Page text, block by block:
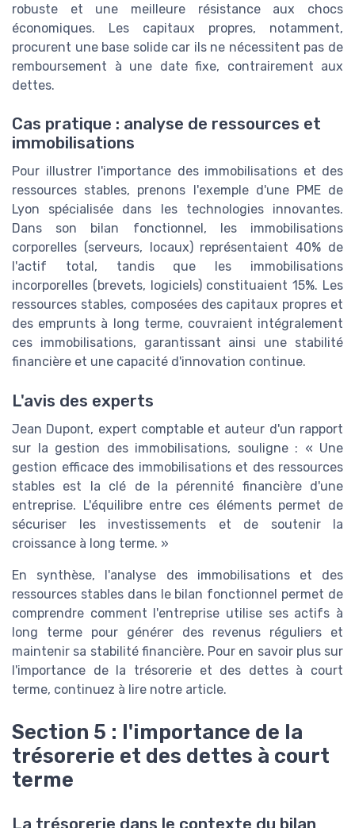
robuste et une meilleure résistance aux chocs
économiques. Les capitaux propres, notamment,
procurent une base solide car ils ne nécessitent pas de
remboursement à une date fixe, contrairement aux
dettes.
Cas pratique : analyse de ressources et
immobilisations
Pour illustrer l'importance des immobilisations et des
ressources stables, prenons l'exemple d'une PME de
Lyon spécialisée dans les technologies innovantes.
Dans son bilan fonctionnel, les immobilisations
corporelles (serveurs, locaux) représentaient 40% de
l'actif total, tandis que les immobilisations
incorporelles (brevets, logiciels) constituaient 15%. Les
ressources stables, composées des capitaux propres et
des emprunts à long terme, couvraient intégralement
ces immobilisations, garantissant ainsi une stabilité
financière et une capacité d'innovation continue.
L'avis des experts
Jean Dupont, expert comptable et auteur d'un rapport
sur la gestion des immobilisations, souligne : « Une
gestion efficace des immobilisations et des ressources
stables est la clé de la pérennité financière d'une
entreprise. L'équilibre entre ces éléments permet de
sécuriser les investissements et de soutenir la
croissance à long terme. »
En synthèse, l'analyse des immobilisations et des
ressources stables dans le bilan fonctionnel permet de
comprendre comment l'entreprise utilise ses actifs à
long terme pour générer des revenus réguliers et
maintenir sa stabilité financière. Pour en savoir plus sur
l'importance de la trésorerie et des dettes à court
terme, continuez à lire notre article.
Section 5 : l'importance de la
trésorerie et des dettes à court
terme
La trésorerie dans le contexte du bilan